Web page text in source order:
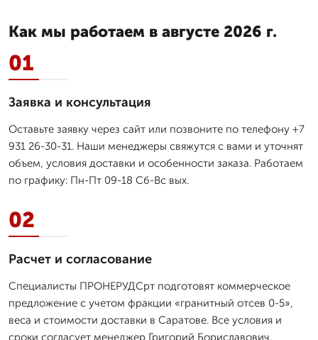
Как мы работаем в августе 2026 г.
01
Заявка и консультация
Оставьте заявку через сайт или позвоните по телефону +7
931 26-30-31. Наши менеджеры свяжутся с вами и уточнят
объем, условия доставки и особенности заказа. Работаем
по графику: Пн-Пт 09-18 Сб-Вс вых.
02
Расчет и согласование
Специалисты ПРОНЕРУДСрт подготовят коммерческое
предложение с учетом фракции «гранитный отсев 0-5»,
веса и стоимости доставки в Саратове. Все условия и
сроки согласует менеджер Григорий Бориславович.